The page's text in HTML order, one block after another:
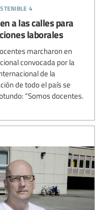
4
a las calles para
laborales
marcharon en
convocada por la
de la
de todo el país se
“Somos docentes.